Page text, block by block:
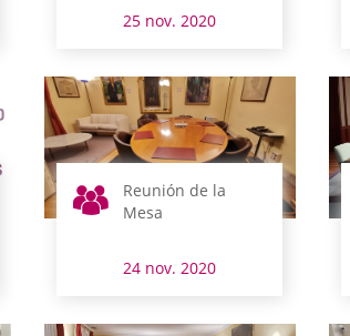
25 nov. 2020
Reunión de la
Mesa
24 nov. 2020